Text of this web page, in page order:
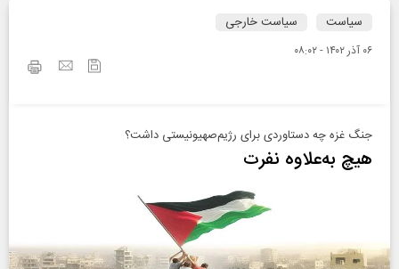
سیاست سیاست خارجی
۰۶ آذر ۱۴۰۲ - ۰۸:۰۲
جنگ غزه چه دستاوردی برای رژیم‌صهیونیستی داشت؟
هیچ به‌علاوه نفرت